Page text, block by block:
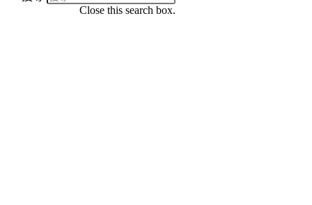
Close this search box.